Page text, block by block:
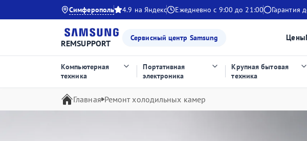
Симферополь 4.9 на Яндекс Ежедневно с 9:00 до 21:00 Гарантия
REMSUPPORT
Сервисный центр Samsung Цены
Компьютерная
техника
Портативная
электроника
Крупная бытовая
техника
Главная Ремонт холодильных камер